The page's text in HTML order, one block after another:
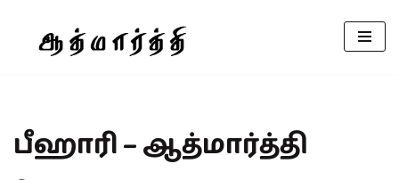
பீஹாரி – ஆத்மார்த்தி